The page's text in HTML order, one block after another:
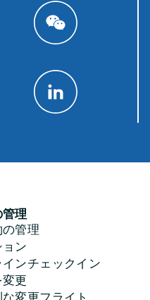
理
の管理
ン
インチェックイン
更